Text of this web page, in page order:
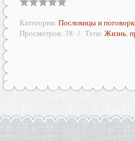
Категория: Пословицы и
Просмотров: 38 Теги: Жизнь,